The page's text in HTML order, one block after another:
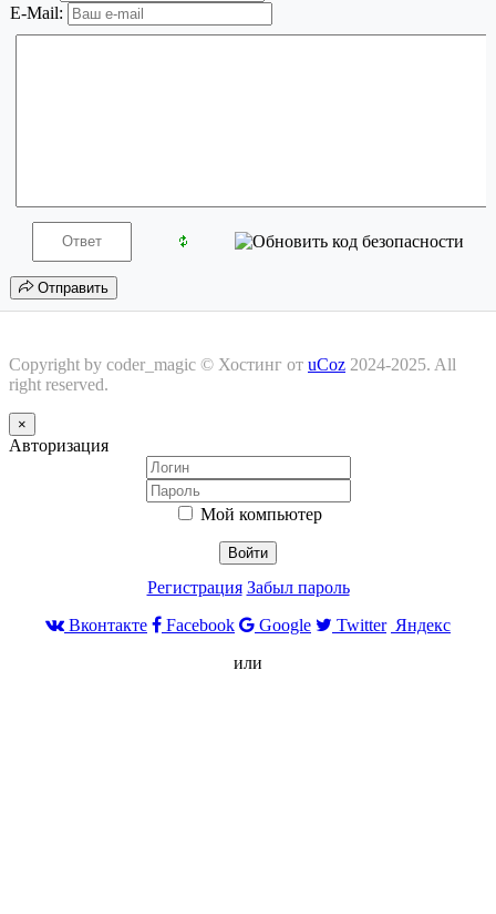
E-Mail:
Отправить
Copyright by coder_magic © Хостинг от uCoz 2024-2025. All
right reserved.
×
Авторизация
Мой компьютер
Войти
Регистрация Забыл пароль
Вконтакте
Facebook Google Twitter Яндекс
или